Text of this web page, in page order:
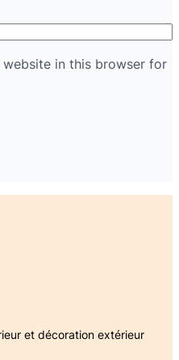
website in this browser for
et décoration extérieur